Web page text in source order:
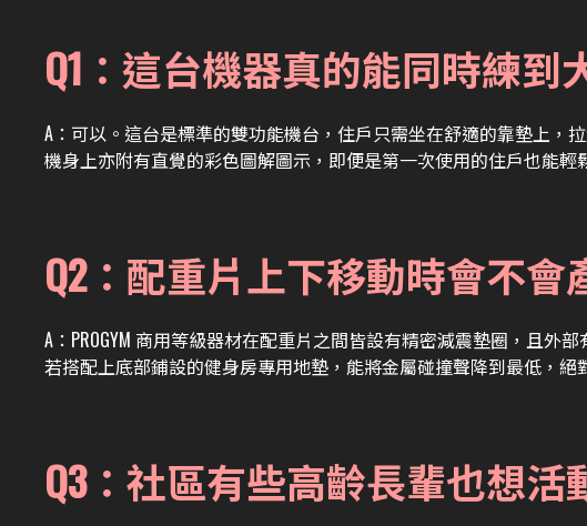
Q1：這台機器真的能同時練
A： 可以。這台是標準的雙功能機台，住戶只需坐在舒適的靠墊上，
機身上亦附有直覺的彩色圖解圖示，即便是第一次使用的住戶也能輕
Q2：配重片上下移動時會不
A： PROGYM 商用等級器材在配重片之間皆設有精密減震墊圈，且外
若搭配上底部鋪設的健身房專用地墊，能將金屬碰撞聲降到最低，絕
Q3：社區有些高齡長輩也想